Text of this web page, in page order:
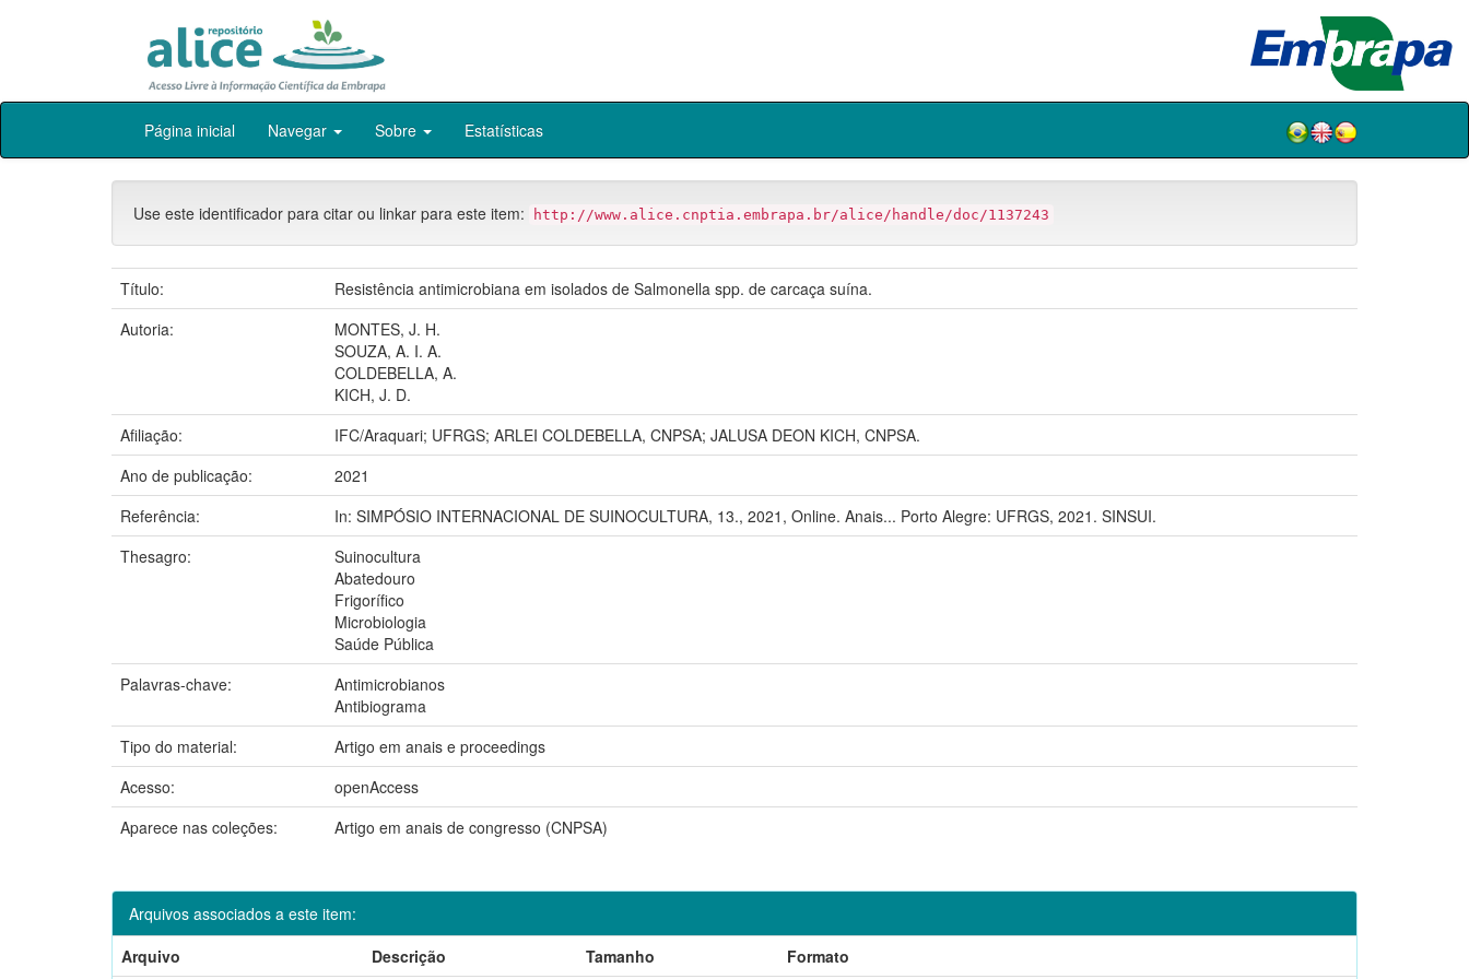
Skip
Página inicial Navegar Sobre Estatísticas
Use este identificador para citar ou linkar para este item: http://www.alice.cnptia.embrapa.br/alice/handle/doc/1137243
Título:
Resistência antimicrobiana em isolados de Salmonella spp. de carcaça suína.
Autoria:
MONTES, J. H.
SOUZA, A. I. A.
COLDEBELLA, A.
KICH, J. D.
Afiliação:
IFC/Araquari; UFRGS; ARLEI COLDEBELLA, CNPSA; JALUSA DEON KICH, CNPSA.
Ano de publicação:
2021
Referência:
In: SIMPÓSIO INTERNACIONAL DE SUINOCULTURA, 13., 2021, Online. Anais... Porto Alegre: UFRGS, 2021. SINSUI.
Thesagro:
Suinocultura
Abatedouro
Frigorífico
Microbiologia
Saúde Pública
Palavras-chave:
Antimicrobianos
Antibiograma
Tipo do material:
Artigo em anais e proceedings
Acesso:
openAccess
Aparece nas coleções:
Artigo em anais de congresso (CNPSA)
Arquivos associados a este item:
Arquivo
Descrição Tamanho Formato